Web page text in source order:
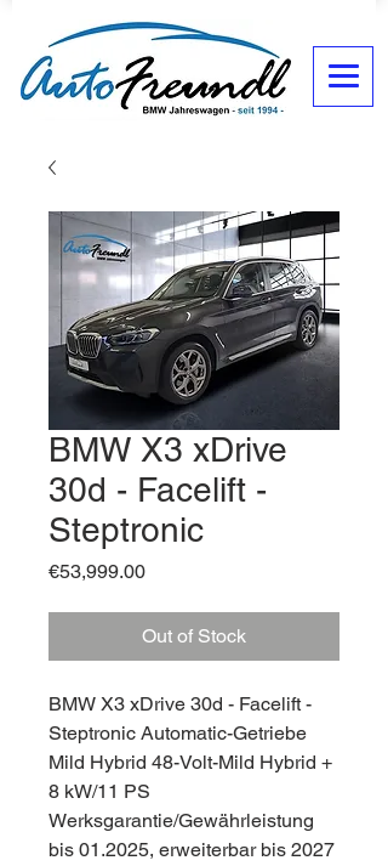
BMW X3 xDrive
30d - Facelift -
Steptronic
€53,999.00Price
Out of Stock
BMW X3 xDrive 30d - Facelift -
Steptronic Automatic-Getriebe
Mild Hybrid 48-Volt-Mild Hybrid +
8 kW/11 PS
Werksgarantie/Gewährleistung
bis 01.2025, erweiterbar bis 2027